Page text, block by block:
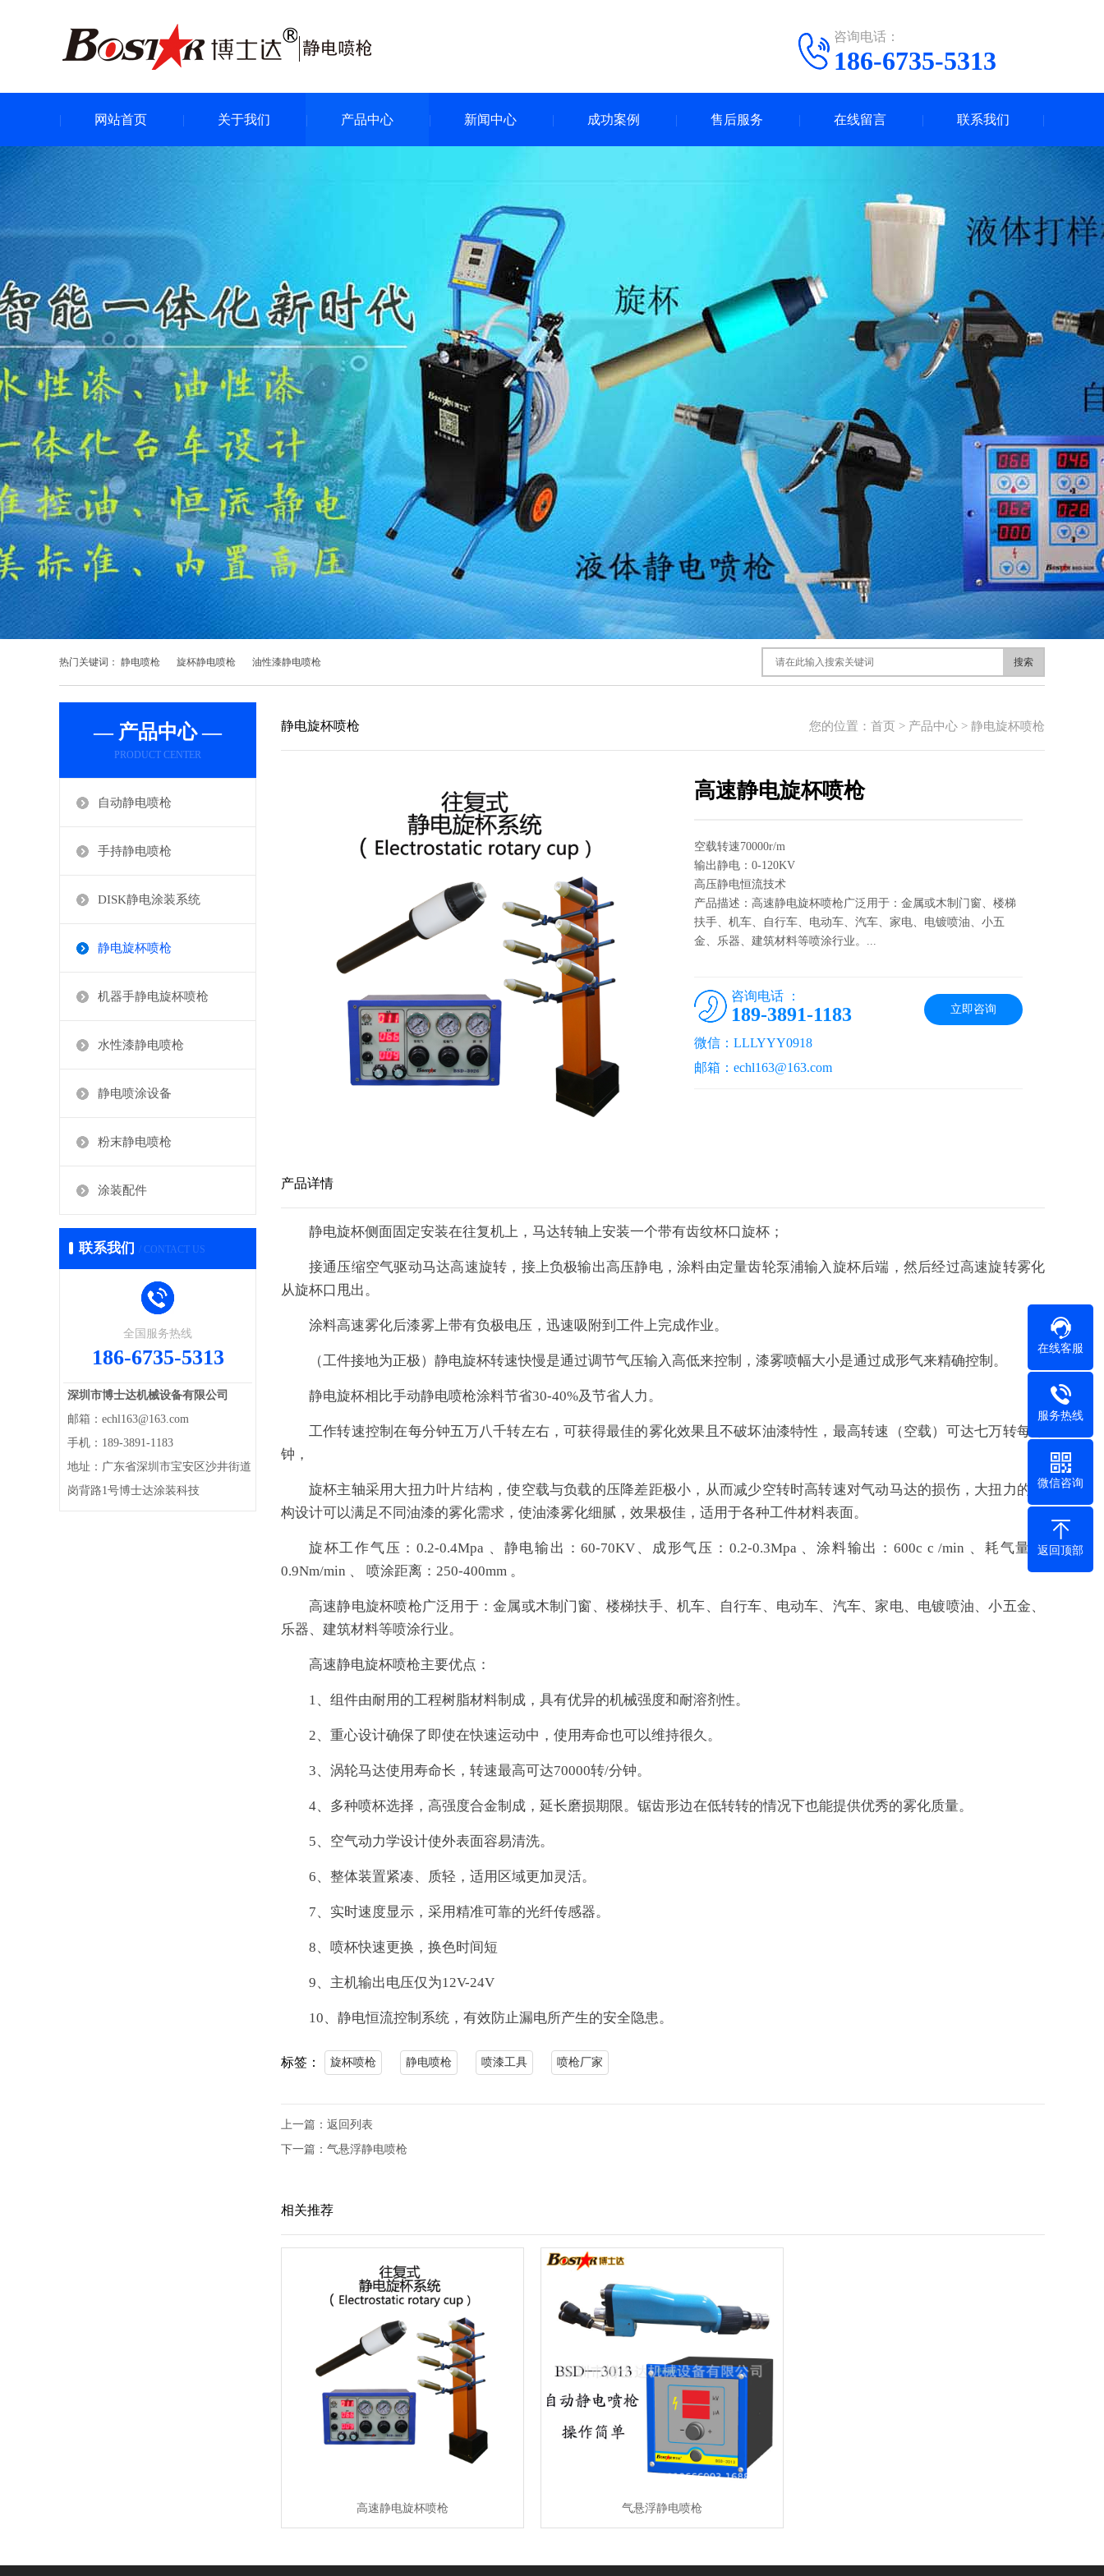
咨询电话：
186-6735-5313
网站首页 关于我们 产品中心 新闻中心 成功案例 售后服务 在线留言 联系我们
热门关键词： 静电喷枪 旋杯静电喷枪 油性漆静电喷枪 搜索
— 产品中心 —
PRODUCT CENTER
自动静电喷枪
手持静电喷枪
DISK静电涂装系统
静电旋杯喷枪
机器手静电旋杯喷枪
水性漆静电喷枪
静电喷涂设备
粉末静电喷枪
涂装配件
联系我们 / CONTACT US
全国服务热线
186-6735-5313
深圳市博士达机械设备有限公司
邮箱：echl163@163.com
手机：189-3891-1183
地址：广东省深圳市宝安区沙井街道
岗背路1号博士达涂装科技
您的位置： 首页 > 产品中心 > 静电旋杯喷枪
静电旋杯喷枪
高速静电旋杯喷枪
空载转速70000r/m
输出静电：0-120KV
高压静电恒流技术
产品描述：高速静电旋杯喷枪广泛用于：金属或木制门窗、楼梯
扶手、机车、自行车、电动车、汽车、家电、电镀喷油、小五
金、乐器、建筑材料等喷涂行业。...
立即咨询
咨询电话 ：
189-3891-1183
微信：LLLYYY0918
邮箱：echl163@163.com
产品详情
静电旋杯侧面固定安装在往复机上，马达转轴上安装一个带有齿纹杯口旋杯；
接通压缩空气驱动马达高速旋转，接上负极输出高压静电，涂料由定量齿轮泵浦输入旋杯后端，然后经过高速旋转雾化
从旋杯口甩出。
涂料高速雾化后漆雾上带有负极电压，迅速吸附到工件上完成作业。
（工件接地为正极）静电旋杯转速快慢是通过调节气压输入高低来控制，漆雾喷幅大小是通过成形气来精确控制。
静电旋杯相比手动静电喷枪涂料节省30-40%及节省人力。
工作转速控制在每分钟五万八千转左右，可获得最佳的雾化效果且不破坏油漆特性，最高转速（空载）可达七万转每分
钟，
旋杯主轴采用大扭力叶片结构，使空载与负载的压降差距极小，从而减少空转时高转速对气动马达的损伤，大扭力的结
构设计可以满足不同油漆的雾化需求，使油漆雾化细腻，效果极佳，适用于各种工件材料表面。
旋杯工作气压：0.2-0.4Mpa 、静电输出：60-70KV、成形气压：0.2-0.3Mpa 、涂料输出：600c c /min 、耗气量：
0.9Nm/min 、 喷涂距离：250-400mm 。
高速静电旋杯喷枪广泛用于：金属或木制门窗、楼梯扶手、机车、自行车、电动车、汽车、家电、电镀喷油、小五金、
乐器、建筑材料等喷涂行业。
高速静电旋杯喷枪主要优点：
1、组件由耐用的工程树脂材料制成，具有优异的机械强度和耐溶剂性。
2、重心设计确保了即使在快速运动中，使用寿命也可以维持很久。
3、涡轮马达使用寿命长，转速最高可达70000转/分钟。
4、多种喷杯选择，高强度合金制成，延长磨损期限。锯齿形边在低转转的情况下也能提供优秀的雾化质量。
5、空气动力学设计使外表面容易清洗。
6、整体装置紧凑、质轻，适用区域更加灵活。
7、实时速度显示，采用精准可靠的光纤传感器。
8、喷杯快速更换，换色时间短
9、主机输出电压仅为12V-24V
10、静电恒流控制系统，有效防止漏电所产生的安全隐患。
标签： 旋杯喷枪 静电喷枪 喷漆工具 喷枪厂家
上一篇： 返回列表
下一篇： 气悬浮静电喷枪
相关推荐
高速静电旋杯喷枪 气悬浮静电喷枪
在线客服
服务热线
微信咨询
返回顶部